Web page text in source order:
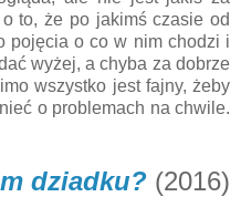
to, że po jakimś czasie od
pojęcia o co w nim chodzi i
wyżej, a chyba za dobrze
wszystko jest fajny, żeby
o problemach na chwile.
dziadku? (2016)